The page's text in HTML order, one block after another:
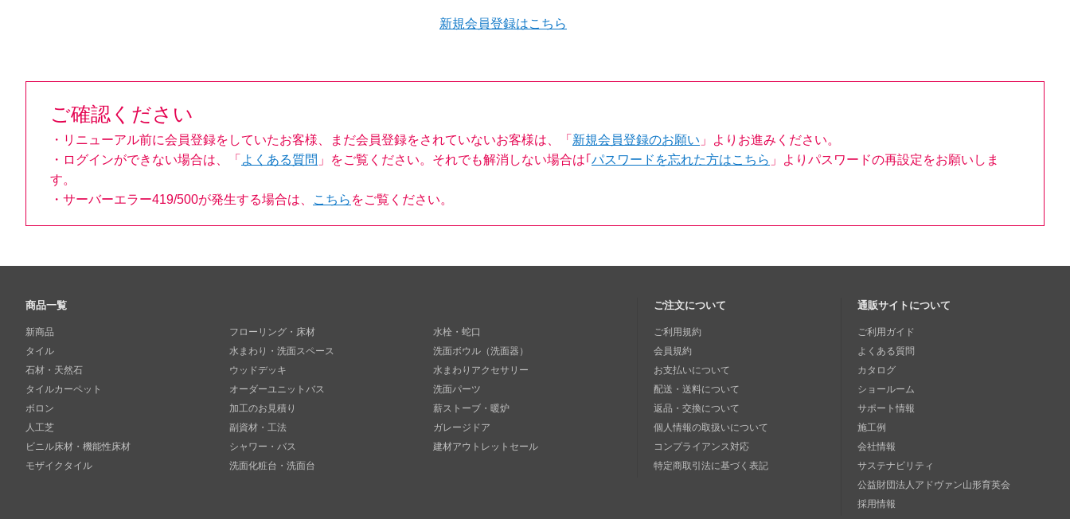
新規会員登録はこちら
ご確認ください
・リニューアル前に会員登録をしていたお客様、まだ会員登録をされていないお客様は、「 新規会員登録のお願い 」よりお進みください。
・ログインができない場合は、「 よくある質問 」をご覧ください。それでも解消しない場合は｢ パスワードを忘れた方はこちら 」よりパスワードの再設定をお願いしま
す。
・サーバーエラー419/500が発生する場合は、
こちら をご覧ください。
商品一覧
新商品
タイル
石材・天然石
タイルカーペット
ボロン
人工芝
ビニル床材・機能性床材
モザイクタイル
フローリング・床材
水まわり・洗面スペース
ウッドデッキ
オーダーユニットバス
加工のお見積り
副資材・工法
シャワー・バス
洗面化粧台・洗面台
水栓・蛇口
洗面ボウル（洗面器）
水まわりアクセサリー
洗面パーツ
薪ストーブ・暖炉
ガレージドア
建材アウトレットセール
ご注文について
ご利用規約
会員規約
お支払いについて
配送・送料について
返品・交換について
個人情報の取扱いについて
コンプライアンス対応
特定商取引法に基づく表記
通販サイトについて
ご利用ガイド
よくある質問
カタログ
ショールーム
サポート情報
施工例
会社情報
サステナビリティ
公益財団法人アドヴァン山形育英会
採用情報